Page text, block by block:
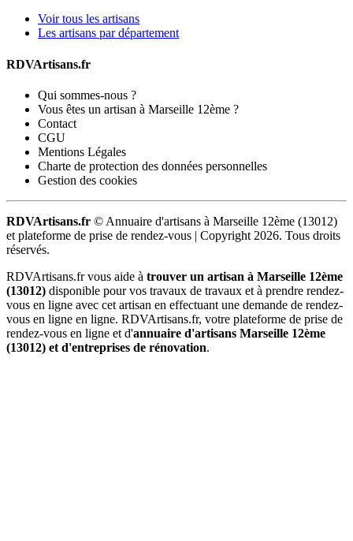
Voir tous les artisans
Les artisans par département
RDVArtisans.fr
Qui sommes-nous ?
Vous êtes un artisan à Marseille 12ème ?
Contact
CGU
Mentions Légales
Charte de protection des données personnelles
Gestion des cookies
RDVArtisans.fr © Annuaire d'artisans à Marseille 12ème (13012)
et plateforme de prise de rendez-vous | Copyright 2026. Tous droits
réservés.
RDVArtisans.fr vous aide à trouver un artisan à Marseille 12ème
(13012) disponible pour vos travaux de travaux et à prendre rendez-
vous en ligne avec cet artisan en effectuant une demande de rendez-
vous en ligne en ligne. RDVArtisans.fr, votre plateforme de prise de
rendez-vous en ligne et d'annuaire d'artisans Marseille 12ème
(13012) et d'entreprises de rénovation.